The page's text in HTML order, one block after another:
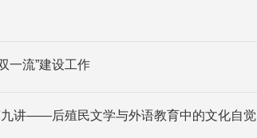
一流”建设工作
九讲——后殖民文学与外语教育中的文化自觉